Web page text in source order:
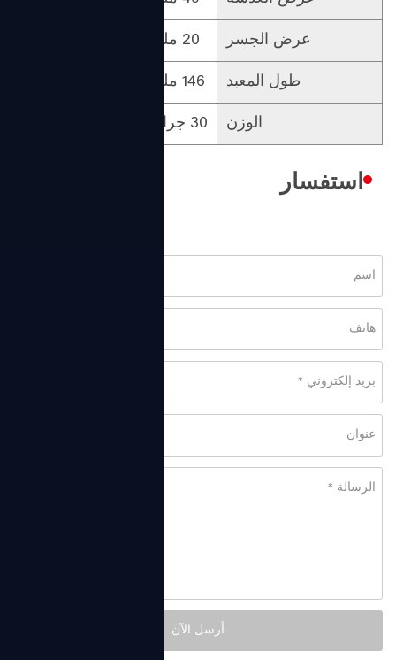
عرض الجسر 20 ملم
طول المعبد 146 ملم
الوزن 30 جرام
استفسار